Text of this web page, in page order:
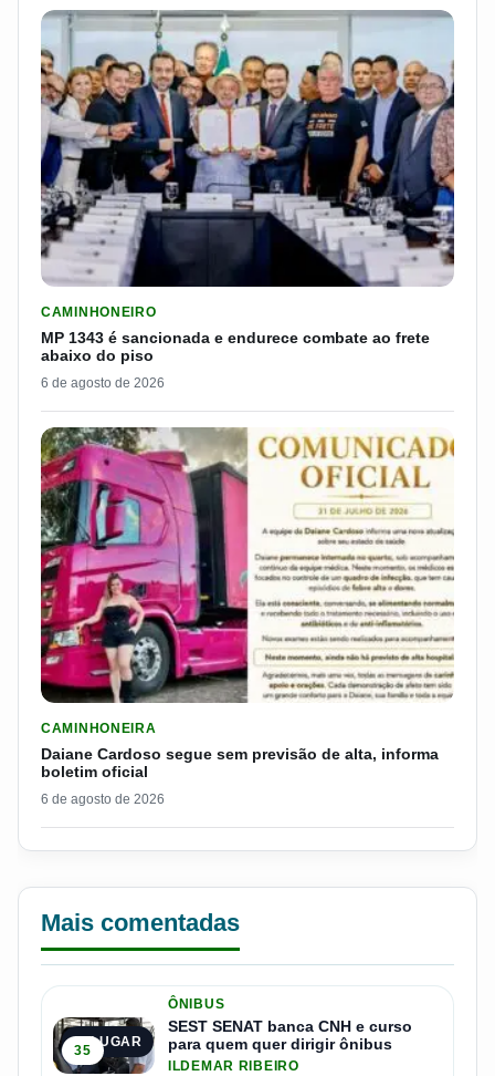
CAMINHONEIRO
MP 1343 é sancionada e endurece combate ao frete
abaixo do piso
6 de agosto de 2026
CAMINHONEIRA
Daiane Cardoso segue sem previsão de alta, informa
boletim oficial
6 de agosto de 2026
Mais comentadas
1º LUGAR
35
ÔNIBUS
SEST SENAT banca CNH e curso
para quem quer dirigir ônibus
ILDEMAR RIBEIRO